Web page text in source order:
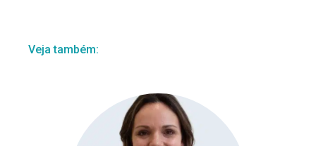
Veja também: